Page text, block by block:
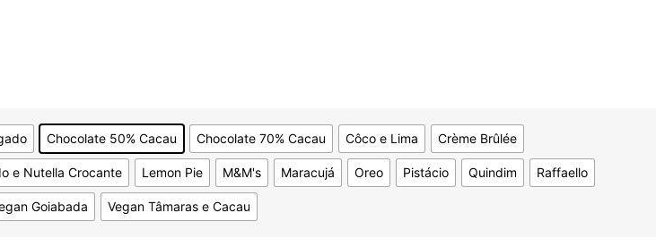
Chocolate 50% Cacau Chocolate 70% Cacau Côco e Lima Crème Brûlée
e Nutella Crocante Lemon Pie M&M's Maracujá Oreo Pistácio Quindim Raffaello
Goiabada Vegan Tâmaras e Cacau